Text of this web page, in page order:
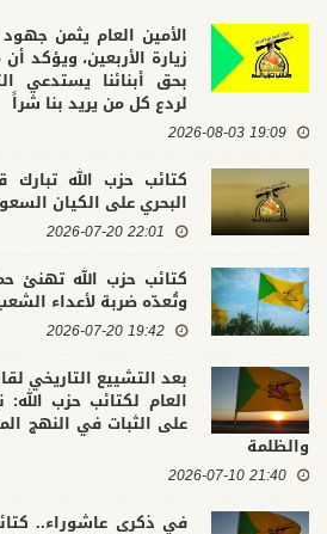
الأمين العام يثمن
زيارة الأربعين، ويؤكد
بحق أبنائنا يستدعي
لردع كل من يريد بنا شراً
19:09 2026-08-03
كتائب حزب الله تبارك
البحري على الكيان
22:01 2026-07-20
كتائب حزب الله تهنئ
وتُعدّه ضربة لأعداء
19:42 2026-07-20
بعد التشييع التاريخي
العام لكتائب حزب
على الثبات في النهج
والظلمة
21:40 2026-07-10
في ذكرى عاشوراء..